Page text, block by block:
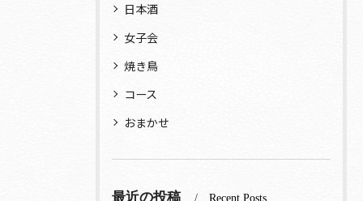
日本酒
女子会
焼き鳥
コース
おまかせ
最近の投稿 Recent Posts